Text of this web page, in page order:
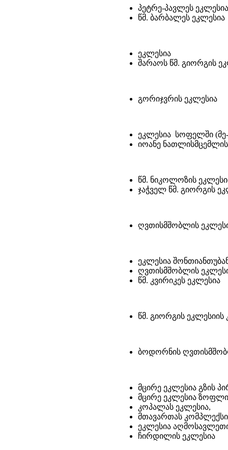
პეტრე-პავლეს ეკლესია
წმ. ბარბალეს ეკლესია
ეკლესია
შარაოს წმ. გიორგის
გორიჯვრის ეკლესია
ეკლესია სოფელში (მე-
იოანე
წმ. ნიკოლოზის
ჯაჭველ წმ. გიორგის
ღვთისმშობლის
ეკლესია
ღვთისმშობლის
წმ. კვირიკეს ეკლესია
წმ. გიორგის ეკლესიის
ბოდორნის
მცირე ეკლესია გზის
მცირე ეკლესია
კოპალას ეკლესია,
მთავართას
ეკლესია
ჩირდილის ეკლესია